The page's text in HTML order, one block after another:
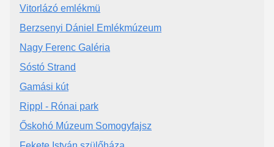
Vitorlázó emlékmü
Berzsenyi Dániel Emlékmúzeum
Nagy Ferenc Galéria
Sóstó Strand
Gamási kút
Rippl - Rónai park
Őskohó Múzeum Somogyfajsz